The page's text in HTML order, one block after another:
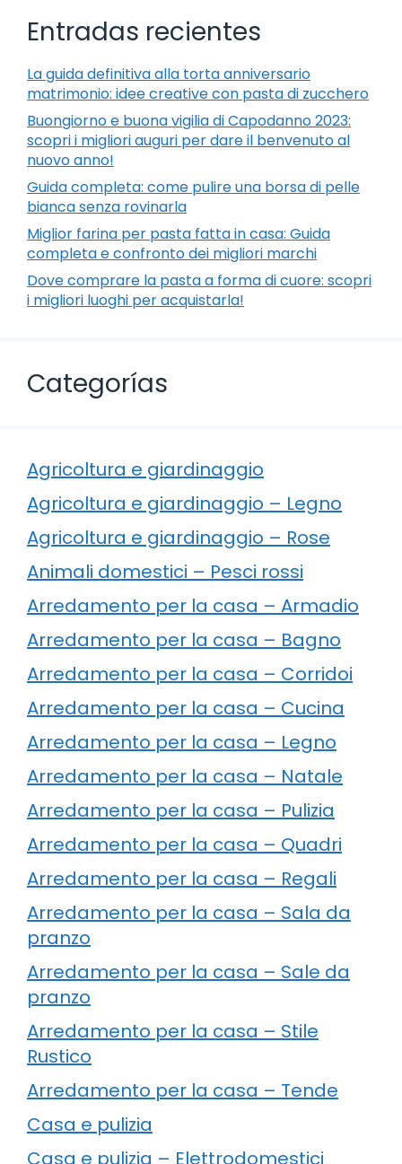
Entradas recientes
La guida definitiva alla torta anniversario
matrimonio: idee creative con pasta di zucchero
Buongiorno e buona vigilia di Capodanno 2023:
scopri i migliori auguri per dare il benvenuto al
nuovo anno!
Guida completa: come pulire una borsa di pelle
bianca senza rovinarla
Miglior farina per pasta fatta in casa: Guida
completa e confronto dei migliori marchi
Dove comprare la pasta a forma di cuore: scopri
i migliori luoghi per acquistarla!
Categorías
Agricoltura e giardinaggio
Agricoltura e giardinaggio – Legno
Agricoltura e giardinaggio – Rose
Animali domestici – Pesci rossi
Arredamento per la casa – Armadio
Arredamento per la casa – Bagno
Arredamento per la casa – Corridoi
Arredamento per la casa – Cucina
Arredamento per la casa – Legno
Arredamento per la casa – Natale
Arredamento per la casa – Pulizia
Arredamento per la casa – Quadri
Arredamento per la casa – Regali
Arredamento per la casa – Sala da
pranzo
Arredamento per la casa – Sale da
pranzo
Arredamento per la casa – Stile
Rustico
Arredamento per la casa – Tende
Casa e pulizia
Casa e pulizia – Elettrodomestici